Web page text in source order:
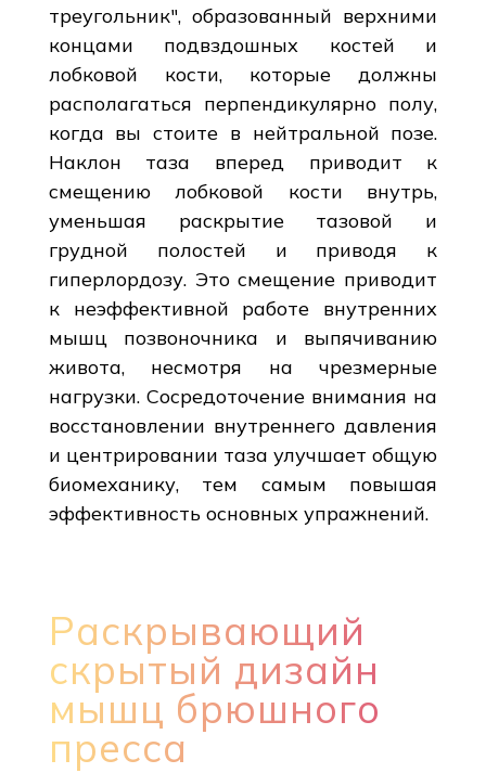
треугольник", образованный верхними
концами подвздошных костей и
лобковой кости, которые должны
располагаться перпендикулярно полу,
когда вы стоите в нейтральной позе.
Наклон таза вперед приводит к
смещению лобковой кости внутрь,
уменьшая раскрытие тазовой и
грудной полостей и приводя к
гиперлордозу. Это смещение приводит
к неэффективной работе внутренних
мышц позвоночника и выпячиванию
живота, несмотря на чрезмерные
нагрузки. Сосредоточение внимания на
восстановлении внутреннего давления
и центрировании таза улучшает общую
биомеханику, тем самым повышая
эффективность основных упражнений.
Раскрывающий
скрытый дизайн
мышц брюшного
пресса